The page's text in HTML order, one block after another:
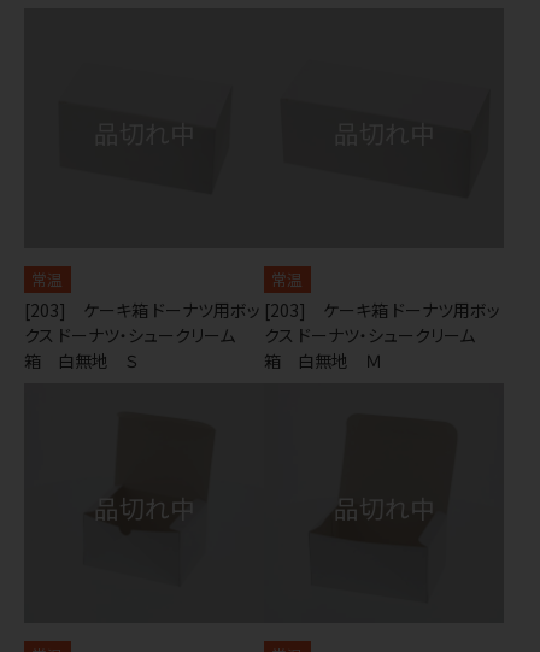
常温
[203] ケーキ箱 ドーナツ用ボッ
クス ドーナツ・シュークリーム
箱 白無地 Ｓ
常温
[203] ケーキ箱 ドーナツ用ボッ
クス ドーナツ・シュークリーム
箱 白無地 Ｍ